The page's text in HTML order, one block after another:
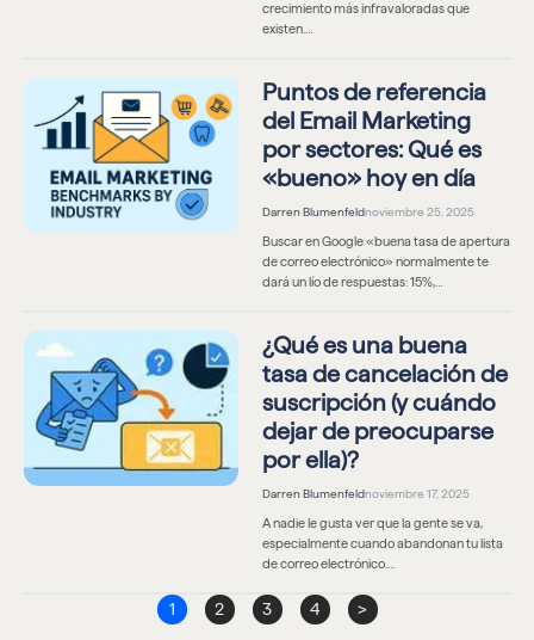
crecimiento más infravaloradas que
existen.…
Puntos de referencia
del Email Marketing
por sectores: Qué es
«bueno» hoy en día
Darren Blumenfeldnoviembre 25, 2025
Buscar en Google «buena tasa de apertura
de correo electrónico» normalmente te
dará un lío de respuestas: 15%,…
¿Qué es una buena
tasa de cancelación de
suscripción (y cuándo
dejar de preocuparse
por ella)?
Darren Blumenfeldnoviembre 17, 2025
A nadie le gusta ver que la gente se va,
especialmente cuando abandonan tu lista
de correo electrónico.…
1 2 3 4 >